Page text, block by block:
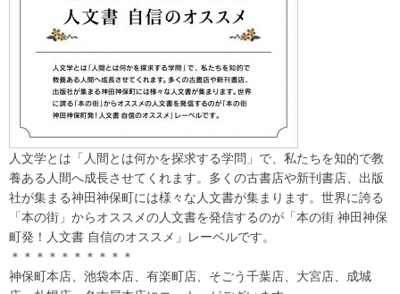
人文学とは「人間とは何かを探求する学問」で、私たちを知的で教
養ある人間へ成長させてくれます。多くの古書店や新刊書店、出版
社が集まる神田神保町には様々な人文書が集まります。世界に誇る
「本の街」からオススメの人文書を発信するのが「本の街 神田神保
町発！人文書 自信のオススメ」レーベルです。
＊＊＊＊＊＊＊＊＊＊
神保町本店、池袋本店、有楽町店、そごう千葉店、大宮店、成城